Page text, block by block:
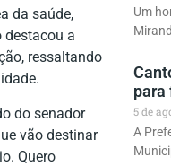
da saúde,
destacou a
ressaltando
do senador
vão destinar
Quero
Um
para
5 de
A